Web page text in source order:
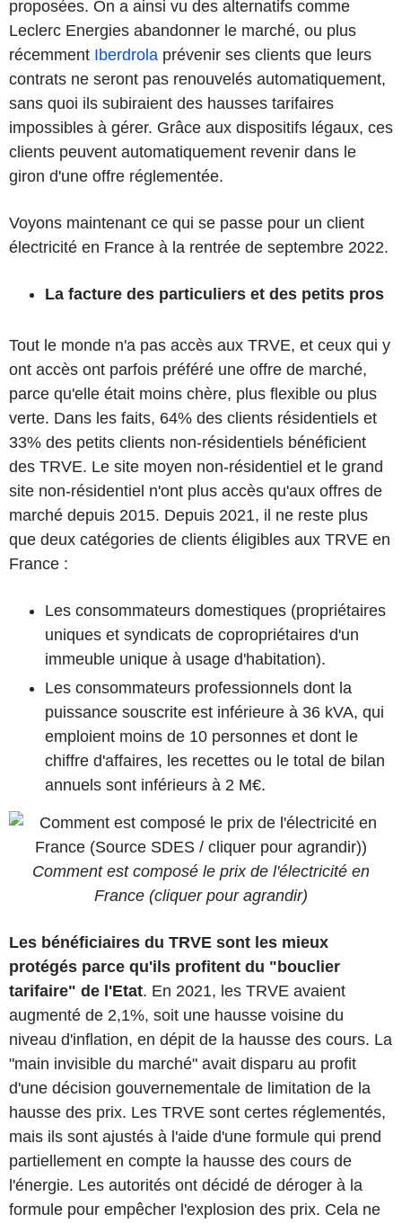
proposées. On a ainsi vu des alternatifs comme
Leclerc Energies abandonner le marché, ou plus
récemment Iberdrola prévenir ses clients que leurs
contrats ne seront pas renouvelés automatiquement,
sans quoi ils subiraient des hausses tarifaires
impossibles à gérer. Grâce aux dispositifs légaux, ces
clients peuvent automatiquement revenir dans le
giron d'une offre réglementée.
Voyons maintenant ce qui se passe pour un client
électricité en France à la rentrée de septembre 2022.
La facture des particuliers et des petits pros
Tout le monde n'a pas accès aux TRVE, et ceux qui y
ont accès ont parfois préféré une offre de marché,
parce qu'elle était moins chère, plus flexible ou plus
verte. Dans les faits, 64% des clients résidentiels et
33% des petits clients non-résidentiels bénéficient
des TRVE. Le site moyen non-résidentiel et le grand
site non-résidentiel n'ont plus accès qu'aux offres de
marché depuis 2015. Depuis 2021, il ne reste plus
que deux catégories de clients éligibles aux TRVE en
France :
Les consommateurs domestiques (propriétaires
uniques et syndicats de copropriétaires d'un
immeuble unique à usage d'habitation).
Les consommateurs professionnels dont la
puissance souscrite est inférieure à 36 kVA, qui
emploient moins de 10 personnes et dont le
chiffre d'affaires, les recettes ou le total de bilan
annuels sont inférieurs à 2 M€.
Comment est composé le prix de l'électricité en
France (cliquer pour agrandir)
Les bénéficiaires du TRVE sont les mieux
protégés parce qu'ils profitent du "bouclier
tarifaire" de l'Etat. En 2021, les TRVE avaient
augmenté de 2,1%, soit une hausse voisine du
niveau d'inflation, en dépit de la hausse des cours. La
"main invisible du marché" avait disparu au profit
d'une décision gouvernementale de limitation de la
hausse des prix. Les TRVE sont certes réglementés,
mais ils sont ajustés à l'aide d'une formule qui prend
partiellement en compte la hausse des cours de
l'énergie. Les autorités ont décidé de déroger à la
formule pour empêcher l'explosion des prix. Cela ne